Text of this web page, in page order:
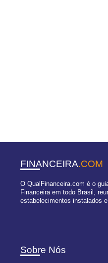
FINANCEIRA.COM
O QualFinanceira.com é o
Financeira em todo Brasil,
estabelecimentos instalados
Sobre Nós